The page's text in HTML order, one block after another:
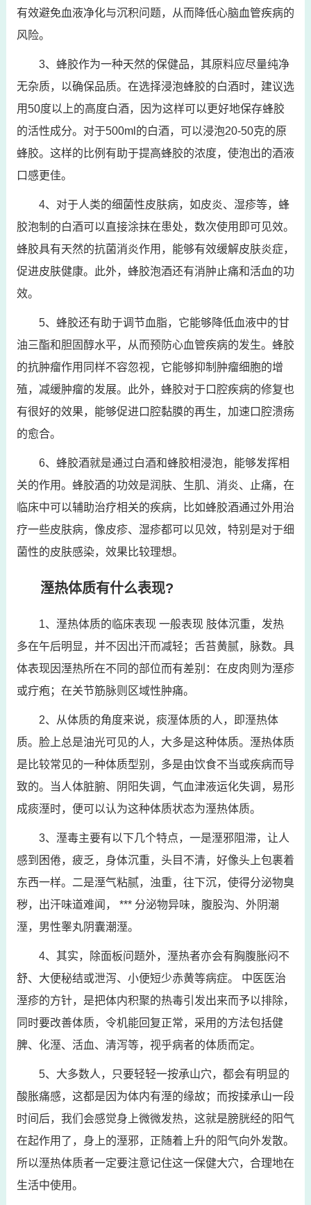
有效避免血液净化与沉积问题，从而降低心脑血管疾病的
风险。
3、蜂胶作为一种天然的保健品，其原料应尽量纯净
无杂质，以确保品质。在选择浸泡蜂胶的白酒时，建议选
用50度以上的高度白酒，因为这样可以更好地保存蜂胶
的活性成分。对于500ml的白酒，可以浸泡20-50克的原
蜂胶。这样的比例有助于提高蜂胶的浓度，使泡出的酒液
口感更佳。
4、对于人类的细菌性皮肤病，如皮炎、湿疹等，蜂
胶泡制的白酒可以直接涂抹在患处，数次使用即可见效。
蜂胶具有天然的抗菌消炎作用，能够有效缓解皮肤炎症，
促进皮肤健康。此外，蜂胶泡酒还有消肿止痛和活血的功
效。
5、蜂胶还有助于调节血脂，它能够降低血液中的甘
油三酯和胆固醇水平，从而预防心血管疾病的发生。蜂胶
的抗肿瘤作用同样不容忽视，它能够抑制肿瘤细胞的增
殖，减缓肿瘤的发展。此外，蜂胶对于口腔疾病的修复也
有很好的效果，能够促进口腔黏膜的再生，加速口腔溃疡
的愈合。
6、蜂胶酒就是通过白酒和蜂胶相浸泡，能够发挥相
关的作用。蜂胶酒的功效是润肤、生肌、消炎、止痛，在
临床中可以辅助治疗相关的疾病，比如蜂胶酒通过外用治
疗一些皮肤病，像皮疹、湿疹都可以见效，特别是对于细
菌性的皮肤感染，效果比较理想。
溼热体质有什么表现?
1、溼热体质的临床表现 一般表现 肢体沉重，发热
多在午后明显，并不因出汗而减轻；舌苔黄腻，脉数。具
体表现因溼热所在不同的部位而有差别：在皮肉则为溼疹
或疔疱；在关节筋脉则区域性肿痛。
2、从体质的角度来说，痰溼体质的人，即溼热体
质。脸上总是油光可见的人，大多是这种体质。溼热体质
是比较常见的一种体质型别，多是由饮食不当或疾病而导
致的。当人体脏腑、阴阳失调，气血津液运化失调，易形
成痰溼时，便可以认为这种体质状态为溼热体质。
3、溼毒主要有以下几个特点，一是溼邪阻滞，让人
感到困倦，疲乏，身体沉重，头目不清，好像头上包裹着
东西一样。二是溼气粘腻，浊重，往下沉，使得分泌物臭
秽，出汗味道难闻， *** 分泌物异味，腹股沟、外阴潮
溼，男性睾丸阴囊潮溼。
4、其实，除面板问题外，溼热者亦会有胸腹胀闷不
舒、大便秘结或泄泻、小便短少赤黄等病症。 中医医治
溼疹的方针，是把体内积聚的热毒引发出来而予以排除，
同时要改善体质，令机能回复正常，采用的方法包括健
脾、化溼、活血、清泻等，视乎病者的体质而定。
5、大多数人，只要轻轻一按承山穴，都会有明显的
酸胀痛感，这都是因为体内有溼的缘故；而按揉承山一段
时间后，我们会感觉身上微微发热，这就是膀胱经的阳气
在起作用了，身上的溼邪，正随着上升的阳气向外发散。
所以溼热体质者一定要注意记住这一保健大穴，合理地在
生活中使用。